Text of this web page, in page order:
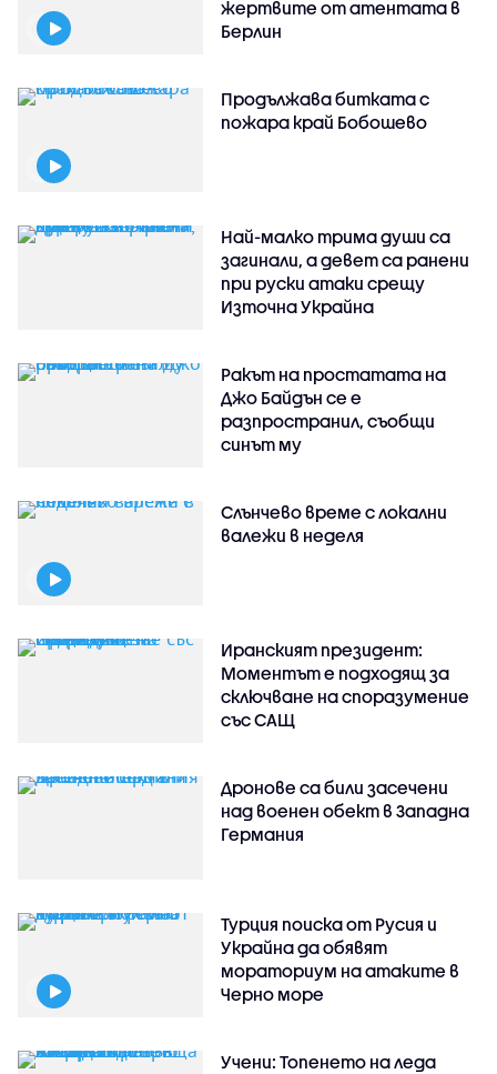
жертвите от атентата в
Берлин
Продължава битката с
пожара край Бобошево
Най-малко трима души са
загинали, а девет са ранени
при руски атаки срещу
Източна Украйна
Ракът на простатата на
Джо Байдън се е
разпространил, съобщи
синът му
Слънчево време с локални
валежи в неделя
Иранският президент:
Моментът е подходящ за
сключване на споразумение
със САЩ
Дронове са били засечени
над военен обект в Западна
Германия
Турция поиска от Русия и
Украйна да обявят
мораториум на атаките в
Черно море
Учени: Топенето на леда